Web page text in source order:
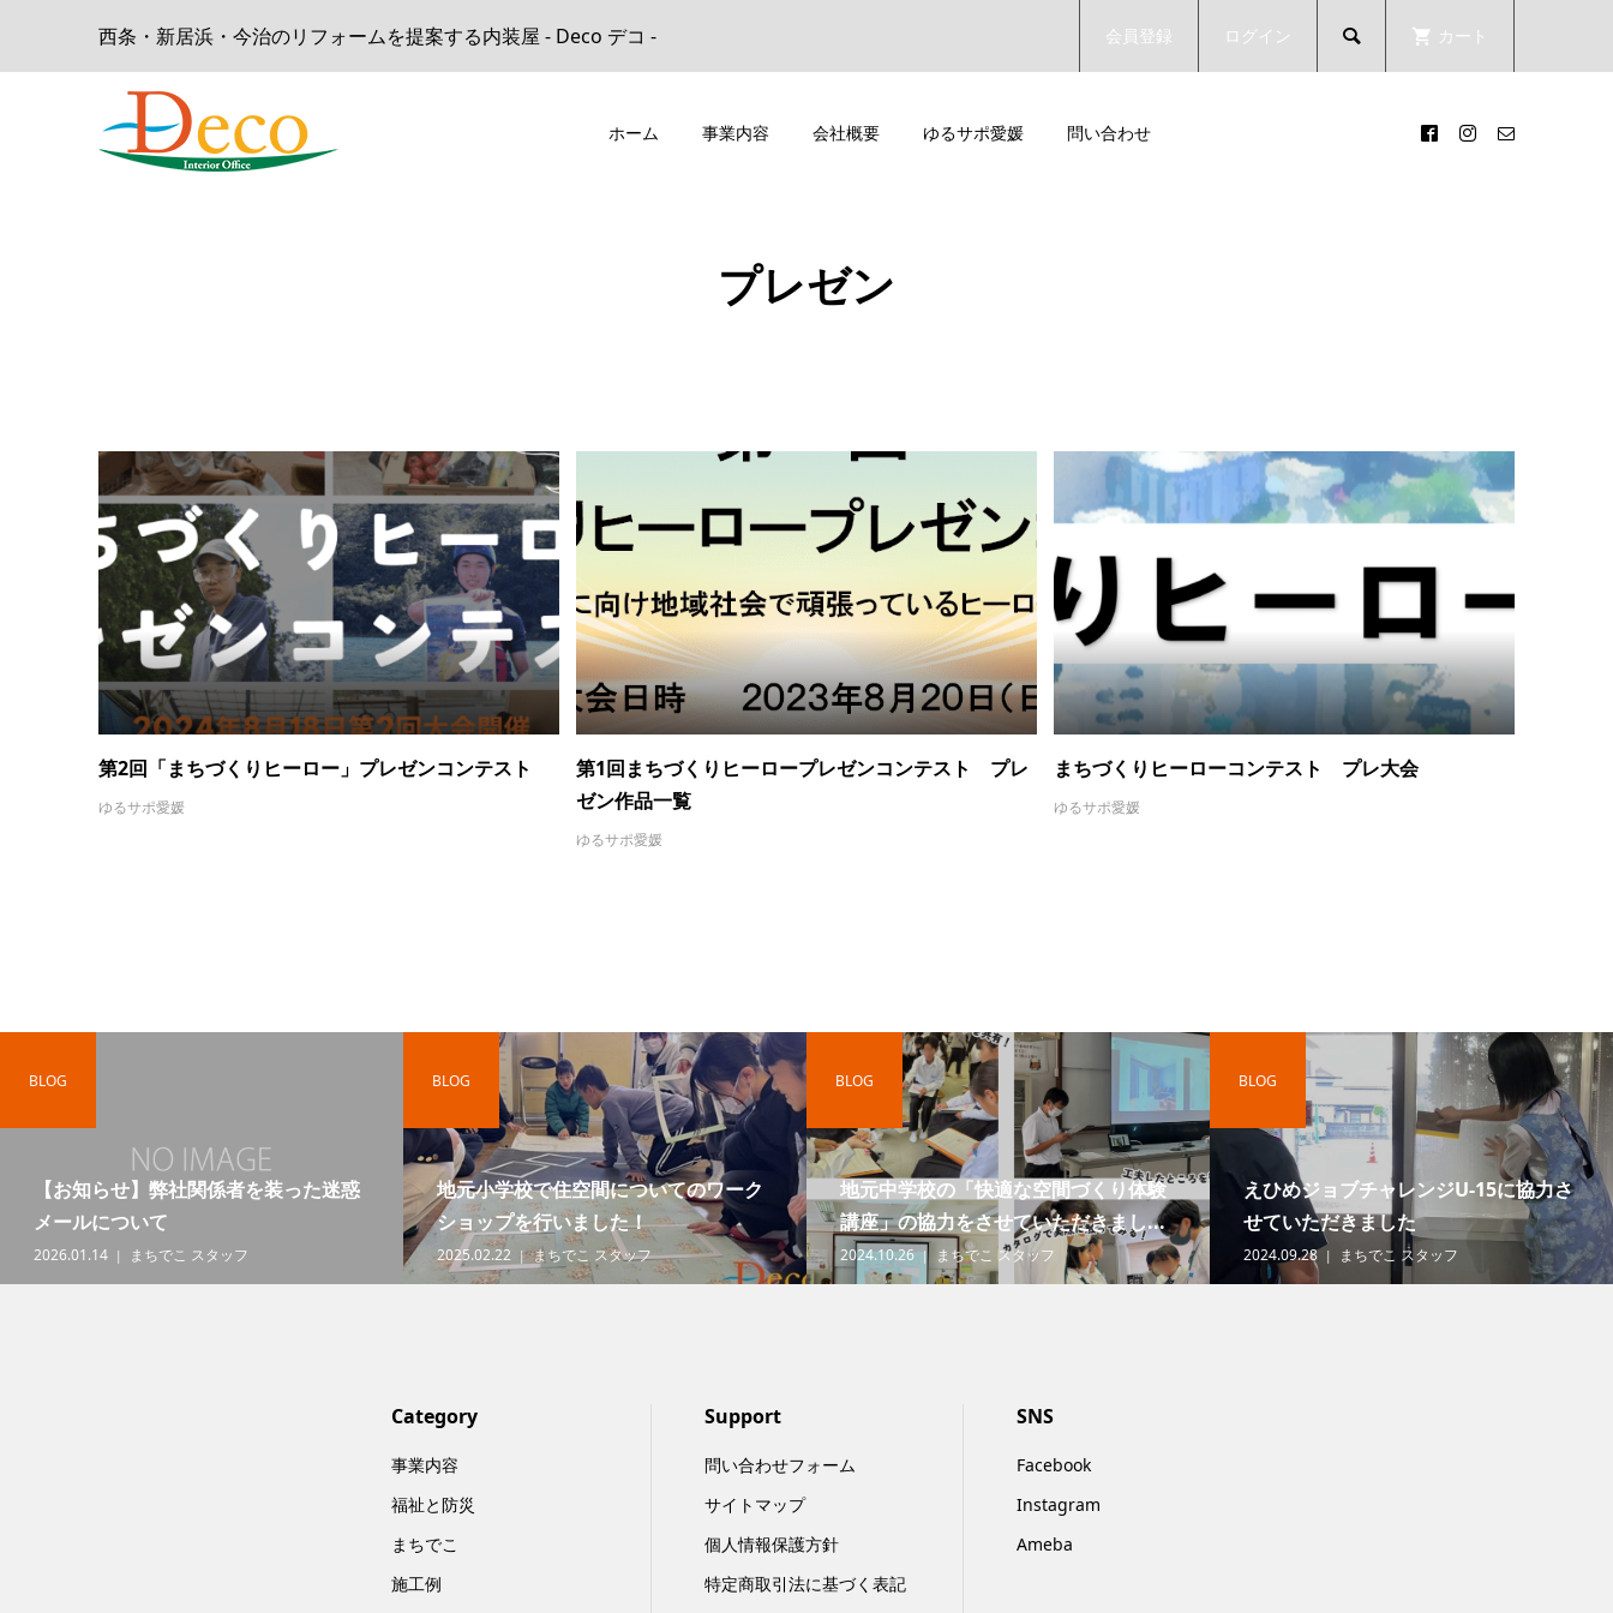
西条・新居浜・今治のリフォームを提案する内装屋 - Deco デコ - 会員登録 ログイン  カート
ホーム 事業内容 会社概要 ゆるサポ愛媛 問い合わせ
プレゼン
第2回「まちづくりヒーロー」プレゼンコンテスト
ゆるサポ愛媛
第1回まちづくりヒーロープレゼンコンテスト プレ
ゼン作品一覧
ゆるサポ愛媛
まちづくりヒーローコンテスト プレ大会
ゆるサポ愛媛
【お知らせ】弊社関係者を装った迷惑
メールについて
2026.01.14 まちでこ スタッフ
BLOG
地元小学校で住空間についてのワーク
ショップを行いました！
2025.02.22 まちでこ スタッフ
BLOG
地元中学校の「快適な空間づくり体験
講座」の協力をさせていただきまし...
2024.10.26 まちでこ スタッフ
BLOG
えひめジョブチャレンジU-15に協力さ
せていただきました
2024.09.28 まちでこ スタッフ
BLOG
Category
事業内容
福祉と防災
まちでこ
施工例
Support
問い合わせフォーム
サイトマップ
個人情報保護方針
特定商取引法に基づく表記
SNS
Facebook
Instagram
Ameba